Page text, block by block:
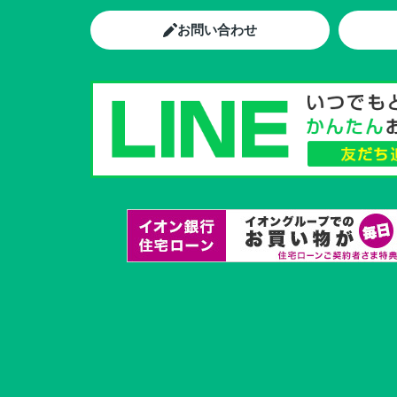
お問い合わせ